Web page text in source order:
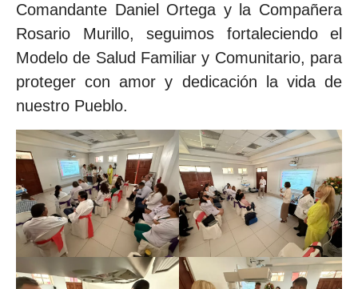
Comandante Daniel Ortega y la Compañera
Rosario Murillo, seguimos fortaleciendo el
Modelo de Salud Familiar y Comunitario, para
proteger con amor y dedicación la vida de
nuestro Pueblo.